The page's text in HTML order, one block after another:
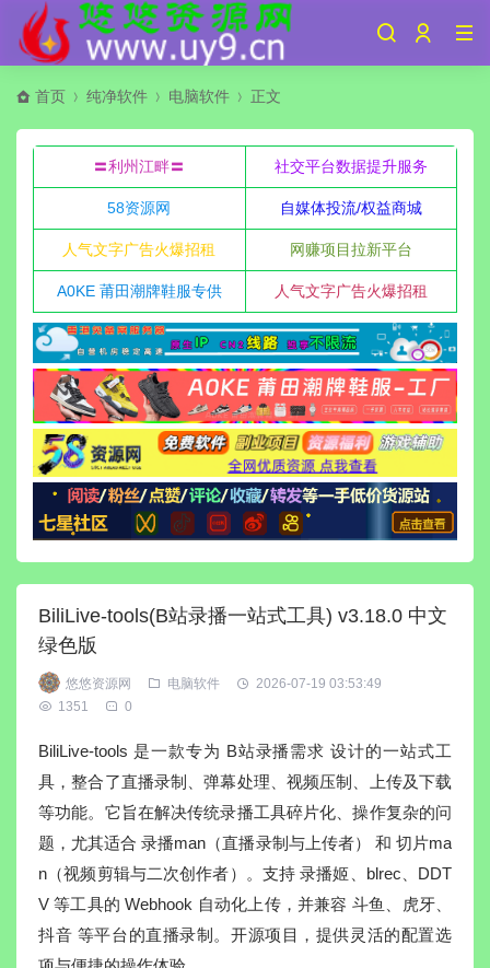
首页 纯净软件 电脑软件 正文
〓利州江畔〓 社交平台数据提升服务
58资源网 自媒体投流/权益商城
人气文字广告火爆招租 网赚项目拉新平台
A0KE 莆田潮牌鞋服专供 人气文字广告火爆招租
BiliLive-tools(B站录播一站式工具) v3.18.0 中文
绿色版
悠悠资源网 电脑软件
2026-07-19 03:53:49
1351
0
BiliLive-tools 是一款专为 B站录播需求 设计的一站式工
具，整合了直播录制、弹幕处理、视频压制、上传及下载
等功能。它旨在解决传统录播工具碎片化、操作复杂的问
题，尤其适合 录播man（直播录制与上传者） 和 切片ma
n（视频剪辑与二次创作者）。支持 录播姬、blrec、DDT
V 等工具的 Webhook 自动化上传，并兼容 斗鱼、虎牙、
抖音 等平台的直播录制。开源项目，提供灵活的配置选